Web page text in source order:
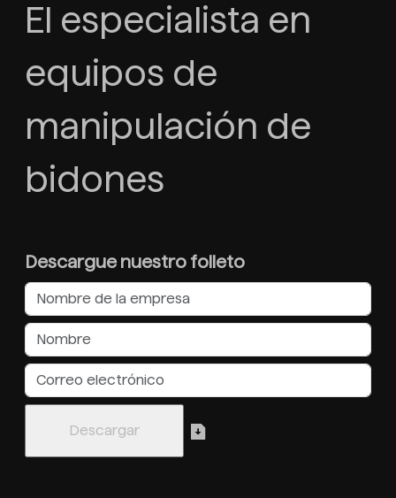
El especialista en
equipos de
manipulación de
bidones
Descargue nuestro folleto